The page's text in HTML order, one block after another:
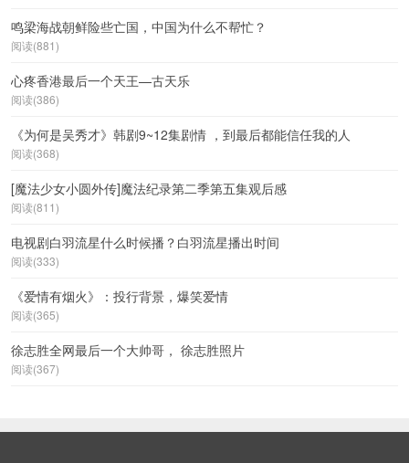
鸣梁海战朝鲜险些亡国，中国为什么不帮忙？
阅读(881)
心疼香港最后一个天王—古天乐
阅读(386)
《为何是吴秀才》韩剧9~12集剧情 ，到最后都能信任我的人
阅读(368)
[魔法少女小圆外传]魔法纪录第二季第五集观后感
阅读(811)
电视剧白羽流星什么时候播？白羽流星播出时间
阅读(333)
《爱情有烟火》：投行背景，爆笑爱情
阅读(365)
徐志胜全网最后一个大帅哥， 徐志胜照片
阅读(367)